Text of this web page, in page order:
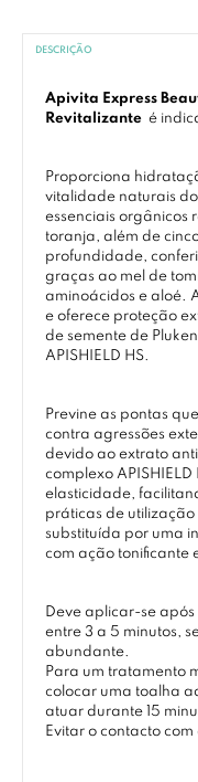
DESCRIÇÃO
Apivita Express
Revitalizante é
Proporciona
vitalidade naturais
essenciais orgânicos
toranja, além de
profundidade,
graças ao mel de
aminoácidos e aloé.
e oferece proteção
de semente de
APISHIELD HS.
Previne as pontas
contra agressões
devido ao extrato
complexo
elasticidade,
práticas de
substituída por uma
com ação tonificante
Deve aplicar-se
entre 3 a 5 minutos,
abundante.
Para um tratamento
colocar uma toalha
atuar durante 15
Evitar o contacto com